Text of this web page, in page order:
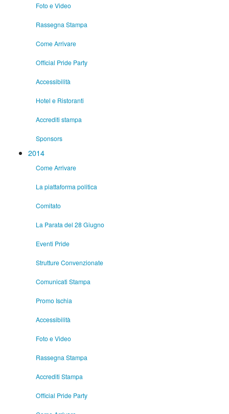
Foto e Video
Rassegna Stampa
Come Arrivare
Official Pride Party
Accessibilità
Hotel e Ristoranti
Accrediti stampa
Sponsors
2014
Come Arrivare
La piattaforma politica
Comitato
La Parata del 28 Giugno
Eventi Pride
Strutture Convenzionate
Comunicati Stampa
Promo Ischia
Accessibilità
Foto e Video
Rassegna Stampa
Accrediti Stampa
Official Pride Party